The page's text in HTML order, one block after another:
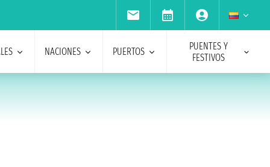
NACIONES PUERTOS
PUENTES Y
FESTIVOS